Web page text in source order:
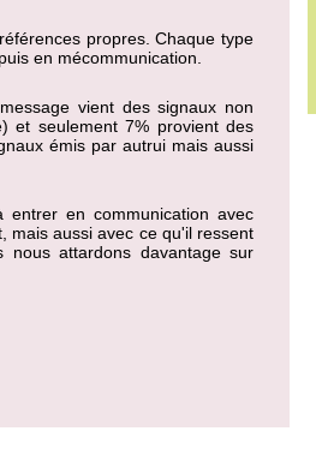
propres. Chaque type
en mécommunication.
vient des signaux non
et seulement 7% provient des
émis par autrui mais aussi
entrer en communication avec
mais aussi avec ce qu'il ressent
nous attardons davantage sur